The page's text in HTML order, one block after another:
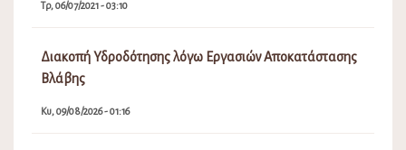
Τρ, 06/07/2021 - 03:10
Διακοπή Υδροδότησης λόγω Εργασιών Αποκατάστασης
Βλάβης
Κυ, 09/08/2026 - 01:16